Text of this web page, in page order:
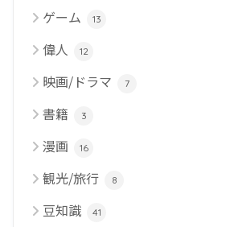
ゲーム 13
偉人 12
映画/ドラマ 7
書籍 3
漫画 16
観光/旅行 8
豆知識 41